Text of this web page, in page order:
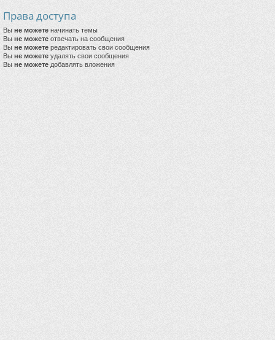
Права доступа
Вы не можете начинать темы
Вы не можете отвечать на сообщения
Вы не можете редактировать свои сообщения
Вы не можете удалять свои сообщения
Вы не можете добавлять вложения